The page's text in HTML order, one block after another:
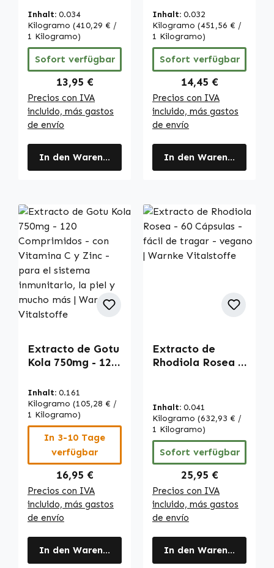
fáciles de tragar
- con flavonas y
lactonas - vegano
| Warnke
Vitalstoffe
Inhalt: 0.034
Kilogramo (410,29 € /
1 Kilogramo)
Sofort verfügbar
Regulärer Preis:
13,95 €
Precios con IVA
incluido, más gastos
de envío
In den Warenkorb
de tragar -
vegano | Warnke
Vitalstoffe
Inhalt: 0.032
Kilogramo (451,56 € /
1 Kilogramo)
Sofort verfügbar
Regulärer Preis:
14,45 €
Precios con IVA
incluido, más gastos
de envío
In den Warenkorb
Extracto de Gotu
Kola 750mg - 120
con Vitamina C y
Zinc - para el
sistema
inmunitario, la
piel y mucho más
| Warnke
Vitalstoffe
Inhalt: 0.161
Kilogramo (105,28 € /
1 Kilogramo)
In 3-10 Tage
verfügbar
Regulärer Preis:
16,95 €
Precios con IVA
incluido, más gastos
de envío
In den Warenkorb
Extracto de
Rhodiola Rosea -
vegano | Warnke
Vitalstoffe
Inhalt: 0.041
Kilogramo (632,93 € /
1 Kilogramo)
Sofort verfügbar
Regulärer Preis:
25,95 €
Precios con IVA
incluido, más gastos
de envío
In den Warenkorb